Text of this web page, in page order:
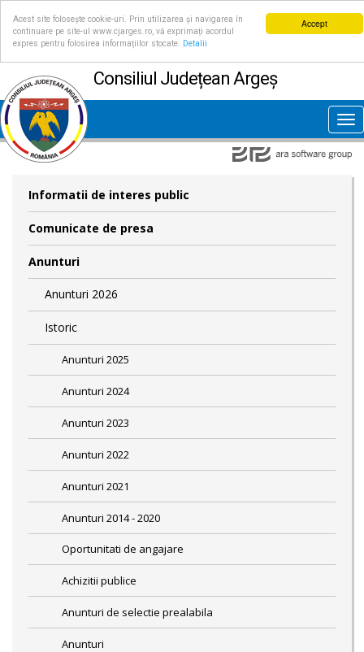
Accept
Acest site folosește cookie-uri. Prin utilizarea și navigarea în
continuare pe site-ul www.cjarges.ro, vă exprimați acordul
expres pentru folosirea informațiilor stocate.
Detalii
Consiliul Județean Argeș
Informatii de interes public
Comunicate de presa
Anunturi
Anunturi 2026
Istoric
Anunturi 2025
Anunturi 2024
Anunturi 2023
Anunturi 2022
Anunturi 2021
Anunturi 2014 - 2020
Oportunitati de angajare
Achizitii publice
Anunturi de selectie prealabila
Anunturi